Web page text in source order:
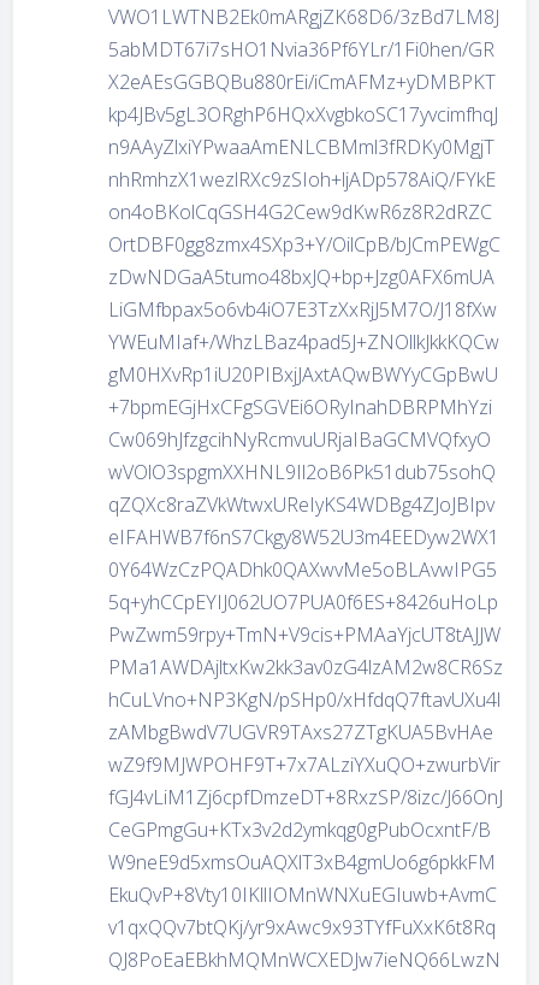
VWO1LWTNB2Ek0mARgjZK68D6/3zBd7LM8J
5abMDT67i7sHO1Nvia36Pf6YLr/1Fi0hen/GR
X2eAEsGGBQBu880rEi/iCmAFMz+yDMBPKT
kp4JBv5gL3ORghP6HQxXvgbkoSC17yvcimfhqJ
n9AAyZlxiYPwaaAmENLCBMml3fRDKy0MgjT
nhRmhzX1wezlRXc9zSIoh+ljADp578AiQ/FYkE
on4oBKolCqGSH4G2Cew9dKwR6z8R2dRZC
OrtDBF0gg8zmx4SXp3+Y/OilCpB/bJCmPEWgC
zDwNDGaA5tumo48bxJQ+bp+Jzg0AFX6mUA
LiGMfbpax5o6vb4iO7E3TzXxRjJ5M7O/J18fXw
YWEuMIaf+/WhzLBaz4pad5J+ZNOllkJkkKQCw
gM0HXvRp1iU20PIBxjJAxtAQwBWYyCGpBwU
+7bpmEGjHxCFgSGVEi6ORyInahDBRPMhYzi
Cw069hJfzgcihNyRcmvuURjaIBaGCMVQfxyO
wVOlO3spgmXXHNL9Il2oB6Pk51dub75sohQ
qZQXc8raZVkWtwxUReIyKS4WDBg4ZJoJBIpv
eIFAHWB7f6nS7Ckgy8W52U3m4EEDyw2WX1
0Y64WzCzPQADhk0QAXwvMe5oBLAvwIPG5
5q+yhCCpEYIJ062UO7PUA0f6ES+8426uHoLp
PwZwm59rpy+TmN+V9cis+PMAaYjcUT8tAJJW
PMa1AWDAjltxKw2kk3av0zG4lzAM2w8CR6Sz
hCuLVno+NP3KgN/pSHp0/xHfdqQ7ftavUXu4l
zAMbgBwdV7UGVR9TAxs27ZTgKUA5BvHAe
wZ9f9MJWPOHF9T+7x7ALziYXuQO+zwurbVir
fGJ4vLiM1Zj6cpfDmzeDT+8RxzSP/8izc/J66OnJ
CeGPmgGu+KTx3v2d2ymkqg0gPubOcxntF/B
W9neE9d5xmsOuAQXlT3xB4gmUo6g6pkkFM
EkuQvP+8Vty10IKllIOMnWNXuEGIuwb+AvmC
v1qxQQv7btQKj/yr9xAwc9x93TYfFuXxK6t8Rq
QJ8PoEaEBkhMQMnWCXEDJw7ieNQ66LwzN